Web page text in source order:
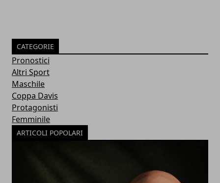
CATEGORIE
Pronostici
Altri Sport
Maschile
Coppa Davis
Protagonisti
Femminile
ARTICOLI POPOLARI